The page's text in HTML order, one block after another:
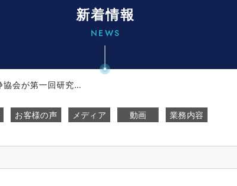
新着情報
NEWS
バリ取り・表面仕上げ・洗浄協会が第一回研究見学会としてTAFLINKに訪問...
お客様の声 メディア 動画 業務内容